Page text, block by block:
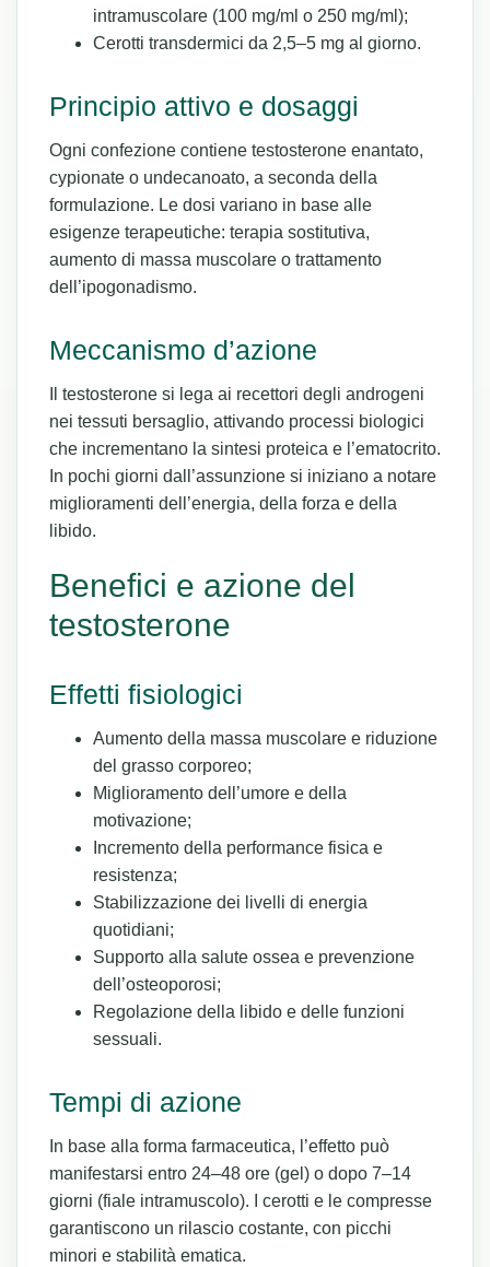
intramuscolare (100 mg/ml o 250 mg/ml);
Cerotti transdermici da 2,5–5 mg al giorno.
Principio attivo e dosaggi
Ogni confezione contiene testosterone enantato,
cypionate o undecanoato, a seconda della
formulazione. Le dosi variano in base alle
esigenze terapeutiche: terapia sostitutiva,
aumento di massa muscolare o trattamento
dell’ipogonadismo.
Meccanismo d’azione
Il testosterone si lega ai recettori degli androgeni
nei tessuti bersaglio, attivando processi biologici
che incrementano la sintesi proteica e l’ematocrito.
In pochi giorni dall’assunzione si iniziano a notare
miglioramenti dell’energia, della forza e della
libido.
Benefici e azione del
testosterone
Effetti fisiologici
Aumento della massa muscolare e riduzione
del grasso corporeo;
Miglioramento dell’umore e della
motivazione;
Incremento della performance fisica e
resistenza;
Stabilizzazione dei livelli di energia
quotidiani;
Supporto alla salute ossea e prevenzione
dell’osteoporosi;
Regolazione della libido e delle funzioni
sessuali.
Tempi di azione
In base alla forma farmaceutica, l’effetto può
manifestarsi entro 24–48 ore (gel) o dopo 7–14
giorni (fiale intramuscolo). I cerotti e le compresse
garantiscono un rilascio costante, con picchi
minori e stabilità ematica.